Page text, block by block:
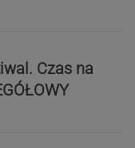
Czas na